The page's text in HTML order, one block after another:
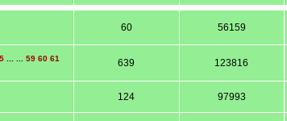
60 56159
5... ... 59 60 61
639 123816
124 97993